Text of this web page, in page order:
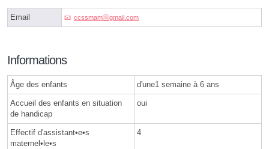
Email ccssmamⓐgmail.com
Informations
Âge des enfants d'une1 semaine à 6 ans
Accueil des enfants en situation
de handicap
oui
Effectif d'assistant•e•s
maternel•le•s
4